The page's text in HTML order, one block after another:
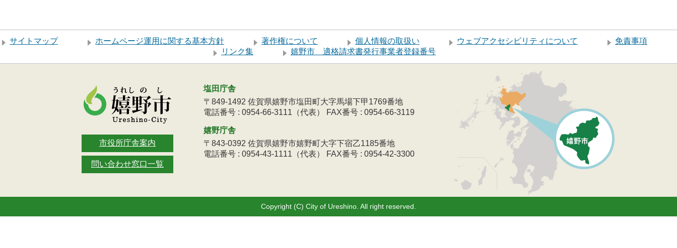
サイトマップ ホームページ運用に関する基本方針 著作権について 個人情報の取扱い ウェブアクセシビリティについて
免責事項
リンク集
嬉野市 適格請求書発行事業者登録番号
市役所庁舎案内
問い合わせ窓口一覧
塩田庁舎
〒849-1492 佐賀県嬉野市塩田町大字馬場下甲1769番地
電話番号 : 0954-66-3111（代表） FAX番号 : 0954-66-3119
嬉野庁舎
〒843-0392 佐賀県嬉野市嬉野町大字下宿乙1185番地
電話番号 : 0954-43-1111（代表） FAX番号 : 0954-42-3300
Copyright (C) City of Ureshino. All right reserved.